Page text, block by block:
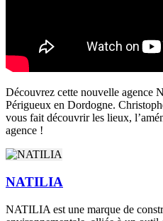
Découvrez cette nouvelle agence
Périgueux en Dordogne.
vous fait découvrir les lieux,
agence !
NATILIA
NATILIA est une marque de